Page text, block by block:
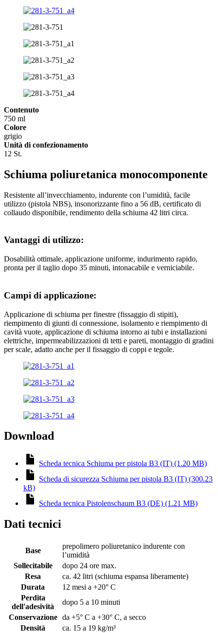
Contenuto
750 ml
Colore
grigio
Unità di confezionamento
12 St.
Schiuma poliuretanica monocomponente
Resistente all’invecchiamento, indurente con l’umidità, facile
utilizzo (pistola NBS), insonorizzante fino a 56 dB, certificato di
collaudo disponibile, rendimento della schiuma 42 litri circa.
Vantaggi di utilizzo:
Dosabilità ottimale, applicazione uniforme, indurimento rapido,
pronta per il taglio dopo 35 minuti, intonacabile e verniciabile.
Campi di applicazione:
Applicazione di schiuma per finestre (fissaggio di stipiti),
riempimento di giunti di connessione, isolamento e riempimento di
cavità vuote, applicazione di schiuma intorno ai tubi e installazioni
elettriche, impermeabilizzazioni di tetti e pareti, montaggio di gradini
per scale, adatto anche per il fissaggio di coppi e tegole.
Download
Scheda tecnica Schiuma per pistola B3 (IT) (1.20 MB)
Scheda di sicurezza Schiuma per pistola B3 (IT) (300.23
kB)
Scheda tecnica Pistolenschaum B3 (DE) (1.21 MB)
Dati tecnici
Base
prepolimero poliuretanico indurente con
l’umidità
Sollecitabile
dopo 24 ore max.
Resa
ca. 42 litri (schiuma espansa liberamente)
Durata
12 mesi a +20° C
Perdita
dell'adesività
dopo 5 a 10 minuti
Conservazione
da +5° C a +30° C, a secco
Densità
ca. 15 a 19 kg/m³